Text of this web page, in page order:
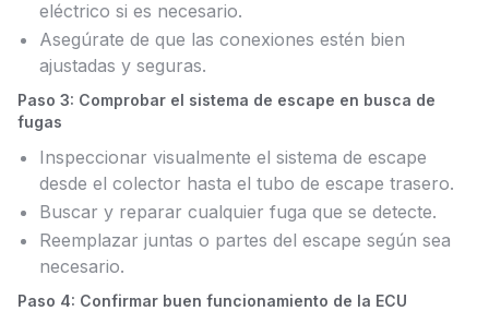
eléctrico si es necesario.
Asegúrate de que las conexiones estén bien
ajustadas y seguras.
Paso 3: Comprobar el sistema de escape en busca de
fugas
Inspeccionar visualmente el sistema de escape
desde el colector hasta el tubo de escape trasero.
Buscar y reparar cualquier fuga que se detecte.
Reemplazar juntas o partes del escape según sea
necesario.
Paso 4: Confirmar buen funcionamiento de la ECU